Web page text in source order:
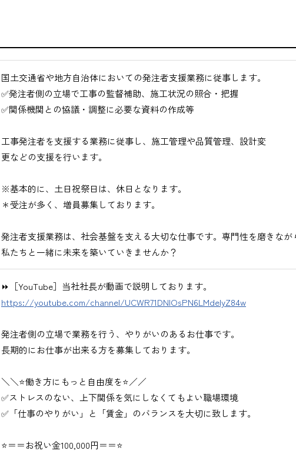
は別途ご相談ください。
近畿地方など）
お選びください。＞
務
ト業務
国土交通省や地方自治体においての発注者支援業務に従事します。
✅発注者側の立場で工事の監督補助、施工状況の照合・把握
✅関係機関との協議・調整に必要な資料の作成等
工事発注者を支援する業務に従事し、施工管理や品質管理、設計変
更などの支援を行います。
※基本的に、土日祝祭日は、休日となります。
＊受注が多く、増員募集しております。
発注者支援業務は、社会基盤を支える大切な仕事です。専門性を磨きな
私たちと一緒に未来を築いていきませんか？
⏩［YouTube］当社社長が動画で説明しております。
https://youtube.com/channel/UCWR71DNlOsPN6LMdeIyZ84w
発注者側の立場で業務を行う、やりがいのあるお仕事です。
長期的にお仕事が出来る方を募集しております。
＼＼⭐働き方にもっと自由度を⭐／／
✅ストレスのない、上下関係を気にしなくてもよい職場環境
✅「仕事のやりがい」と「賃金」のバランスを大切に致します。
⭐＝＝お祝い金100,000円＝＝⭐